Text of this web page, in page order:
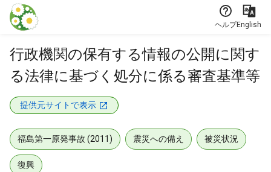
本文に飛ぶ
ヘルプEnglish
行政機関の保有する情報の公開に関す
る法律に基づく処分に係る審査基準等
提供元サイトで表示
福島第一原発事故 (2011) 震災への備え 被災状況
復興